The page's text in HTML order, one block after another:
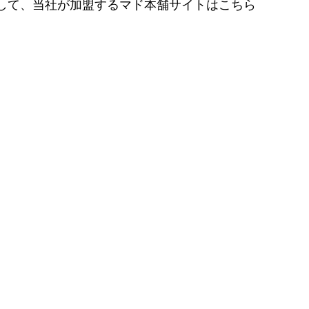
て、当社が加盟するマド本舗サイトはこちら